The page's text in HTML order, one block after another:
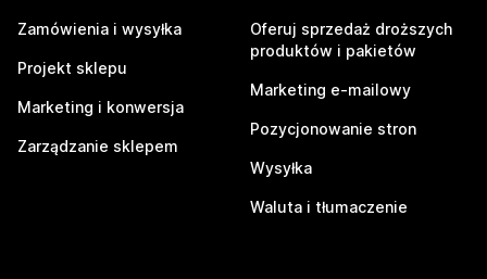
Zamówienia i wysyłka
Projekt sklepu
Marketing i konwersja
Zarządzanie sklepem
Oferuj sprzedaż droższych
produktów i pakietów
Marketing e-mailowy
Pozycjonowanie stron
Wysyłka
Waluta i tłumaczenie